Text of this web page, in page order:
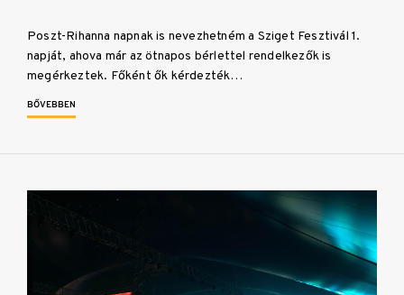
Poszt-Rihanna napnak is nevezhetném a Sziget Fesztivál 1.
napját, ahova már az ötnapos bérlettel rendelkezők is
megérkeztek. Főként ők kérdezték…
BŐVEBBEN